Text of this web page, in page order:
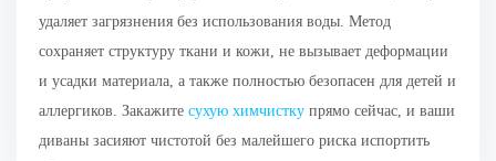
удаляет загрязнения без использования воды. Метод
сохраняет структуру ткани и кожи, не вызывает деформации
и усадки материала, а также полностью безопасен для детей и
аллергиков. Закажите сухую химчистку прямо сейчас, и ваши
диваны засияют чистотой без малейшего риска испортить